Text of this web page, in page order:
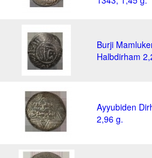
Burji
Halbdirham
Ayyubiden
2,96 g.